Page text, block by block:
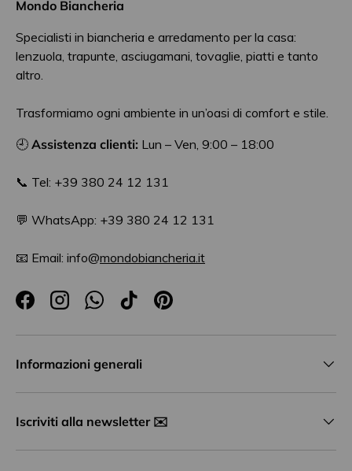
Mondo Biancheria
Specialisti in biancheria e arredamento per la casa:
lenzuola, trapunte, asciugamani, tovaglie, piatti e tanto
altro.
Trasformiamo ogni ambiente in un’oasi di comfort e stile.
🕘 Assistenza clienti: Lun – Ven, 9:00 – 18:00
📞 Tel: +39 380 24 12 131
💬 WhatsApp: +39 380 24 12 131
📧 Email: info@mondobiancheria.it
FacebookInstagramWhatsApp
TikTokPinterest
Informazioni generali
Iscriviti alla newsletter ✉️